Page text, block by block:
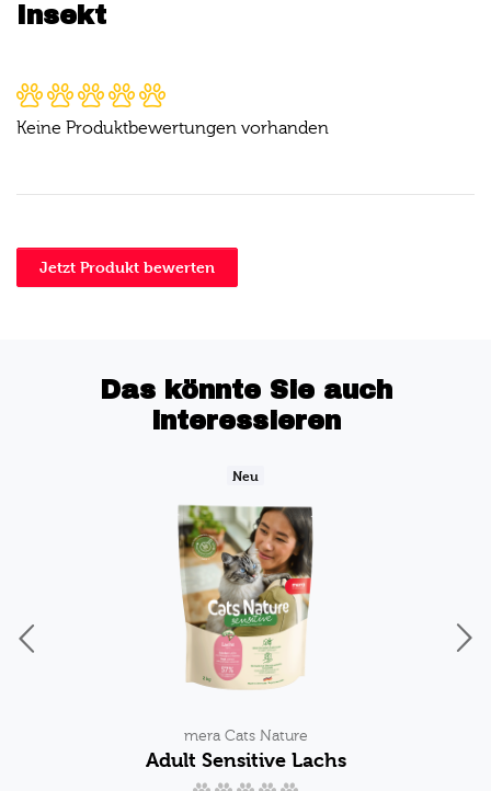
Insekt
Keine Produktbewertungen vorhanden
Jetzt Produkt bewerten
Das könnte Sie auch
interessieren
Neu
mera Cats Nature
Adult Sensitive Lachs